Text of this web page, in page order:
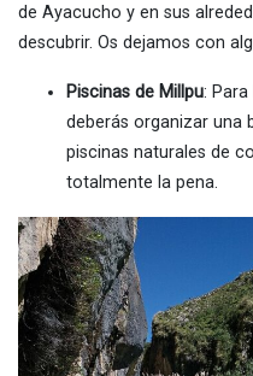
de Ayacucho y en sus
descubrir. Os dejamos con
Piscinas de Millpu:
deberás organizar una
piscinas naturales de
totalmente la pena.